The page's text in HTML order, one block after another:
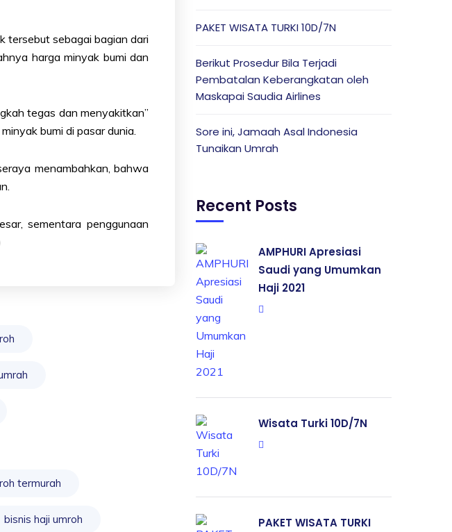
tersebut sebagai bagian dari
harga minyak bumi dan
tegas dan menyakitkan”
bumi di pasar dunia.
menambahkan, bahwa
sementara penggunaan
termurah
bisnis haji umroh
PAKET WISATA TURKI 10D/7N
Berikut Prosedur Bila Terjadi
Pembatalan Keberangkatan oleh
Maskapai Saudia Airlines
Sore ini, Jamaah Asal Indonesia
Tunaikan Umrah
Recent Posts
AMPHURI Apresiasi
Saudi yang Umumkan
Haji 2021
Wisata Turki 10D/7N
PAKET WISATA TURKI